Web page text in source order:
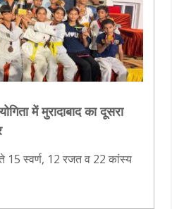
में मुरादाबाद का दूसरा
15 स्वर्ण, 12 रजत व 22 कांस्य